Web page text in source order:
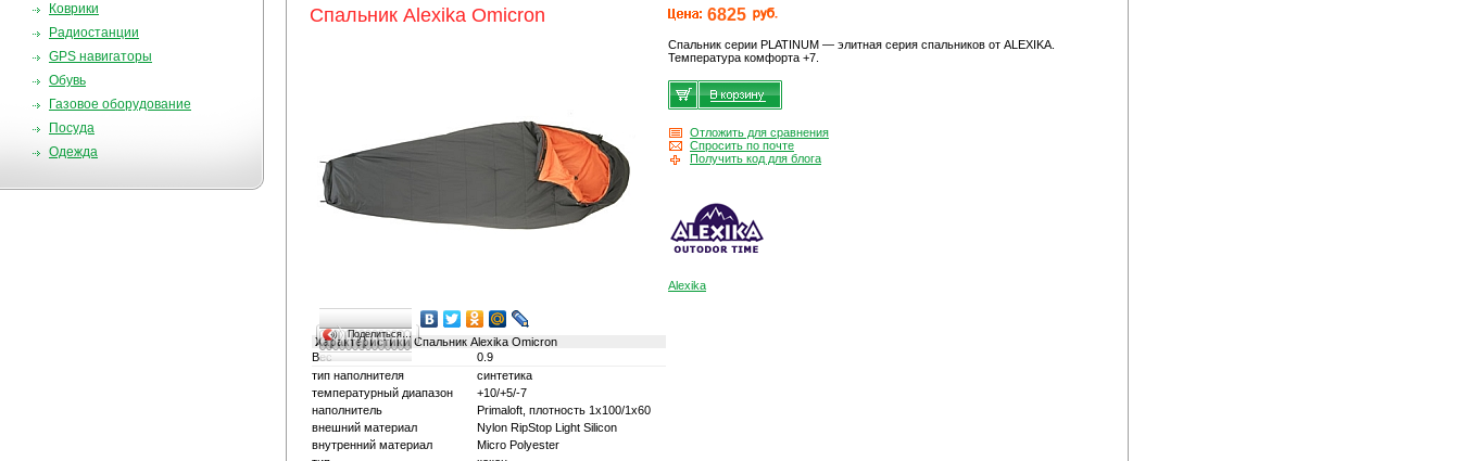
Коврики
Радиостанции
GPS навигаторы
Обувь
Газовое оборудование
Посуда
Одежда
Спальник Alexika Omicron
Поделиться…
ХарактеристикиСпальник Alexika Omicron
Вес
0.9
тип наполнителя
синтетика
температурный диапазон
+10/+5/-7
наполнитель
Primaloft, плотность 1х100/1х60
внешний материал
Nylon RipStop Light Silicon
внутренний материал
Micro Polyester
6825
Спальник серии PLATINUM — элитная серия спальников от ALEXIKA.
Температура комфорта +7.
Отложить для сравнения
Спросить по почте
Получить код для блога
Alexika